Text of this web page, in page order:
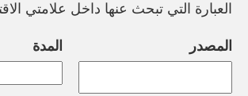
العبارة التي تبحث عنها داخل علامتي
المصدر المدة